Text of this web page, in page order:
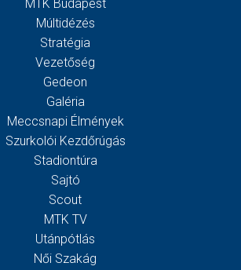
MTK Budapest
Múltidézés
Stratégia
Vezetőség
Gedeon
Galéria
Meccsnapi Élmények
Szurkolói Kezdőrúgás
Stadiontúra
Sajtó
Scout
MTK TV
Utánpótlás
Női Szakág